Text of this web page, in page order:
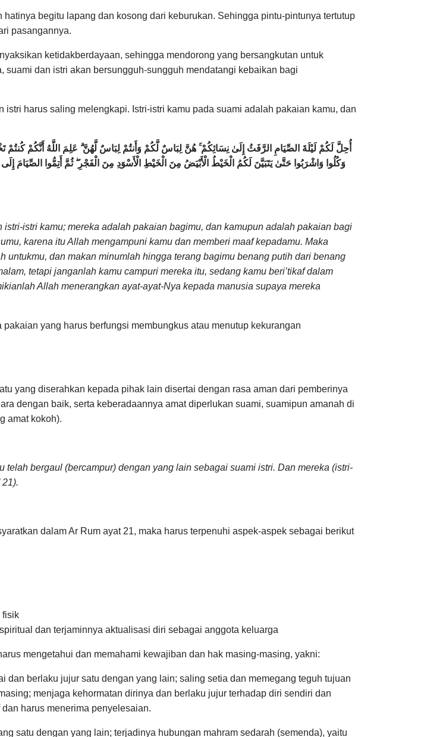
begitu lapang dan kosong dari keburukan. Sehingga pintu-pintunya tertutup
pasangannya.
ketidakberdayaan, sehingga mendorong yang bersangkutan untuk
suami dan istri akan bersungguh-sungguh mendatangi kebaikan bagi
harus saling melengkapi. Istri-istri kamu pada suami adalah pakaian kamu, dan
أُحِلَّ لَكُمْ لَيْلَةَ الصِّيَامِ الرَّفَثُ إِلَىٰ نِسَائِكُمْ ۚ هُنَّ لِبَاسٌ لَّكُمْ وَأَنتُمْ لِبَاسٌ لَّهُنَّ ۗ عَلِمَ اللَّهُ أَنَّكُمْ
وَكُلُوا وَاشْرَبُوا حَتَّىٰ يَتَبَيَّنَ لَكُمُ الْخَيْطُ الْأَبْيَضُ مِنَ الْخَيْطِ الْأَسْوَدِ مِنَ الْفَجْرِ ۖ ثُمَّ أَتِمُّوا الصِّيَامَ
istri kamu; mereka adalah pakaian bagimu, dan kamupun adalah pakaian bagi
karena itu Allah mengampuni kamu dan memberi maaf kepadamu. Maka
dan makan minumlah hingga terang bagimu benang putih dari benang
tetapi janganlah kamu campuri mereka itu, sedang kamu beri’tikaf dalam
Allah menerangkan ayat-ayat-Nya kepada manusia supaya mereka
yang harus berfungsi membungkus atau menutup kekurangan
yang diserahkan kepada pihak lain disertai dengan rasa aman dari pemberinya
dengan baik, serta keberadaannya amat diperlukan suami, suamipun amanah di
amat kokoh).
bergaul (bercampur) dengan yang lain sebagai suami istri. Dan mereka (istri-
21).
dalam Ar Rum ayat 21, maka harus terpenuhi aspek-aspek sebagai berikut
fisik
dan terjaminnya aktualisasi diri sebagai anggota keluarga
mengetahui dan memahami kewajiban dan hak masing-masing, yakni:
berlaku jujur satu dengan yang lain; saling setia dan memegang teguh tujuan
menjaga kehormatan dirinya dan berlaku jujur terhadap diri sendiri dan
harus menerima penyelesaian.
satu dengan yang lain; terjadinya hubungan mahram sedarah (semenda), yaitu